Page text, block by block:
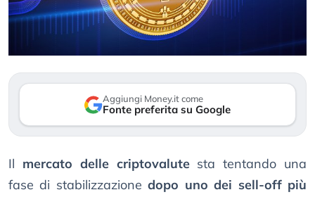
Aggiungi Money.it come
Fonte preferita su Google
Il mercato delle criptovalutesta tentando una
fase di stabilizzazione dopo uno dei sell-off più